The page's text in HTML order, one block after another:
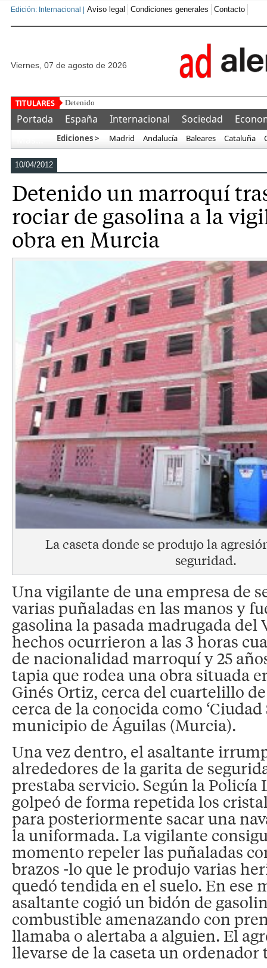
Edición: Internacional | Aviso legal Condiciones generales Contacto
viernes, 07 de agosto de 2026
Detenido un marroquí tras golpear, secuestrar e
Portada España Internacional Sociedad
Ediciones > Madrid Andalucía Baleares Cataluña
10/04/2012
Detenido un marroquí
rociar de gasolina a la
obra en Murcia
La caseta donde se produjo la
seguridad.
Una vigilante de una empresa de
varias puñaladas en las manos y
gasolina la pasada madrugada del
hechos ocurrieron a las 3 horas
de nacionalidad marroquí y 25
tapia que rodea una obra situada
Ginés Ortiz, cerca del cuartelillo
cerca de la conocida como ‘Ciudad
municipio de Águilas (Murcia).
Una vez dentro, el asaltante
alrededores de la garita de
prestaba servicio. Según la Policía
golpeó de forma repetida los
para posteriormente sacar una
la uniformada. La vigilante
momento repeler las puñaladas
brazos -lo que le produjo varias
quedó tendida en el suelo. En ese
asaltante cogió un bidón de
combustible amenazando con
llamaba o alertaba a alguien. El
llevarse de la caseta un ordenador